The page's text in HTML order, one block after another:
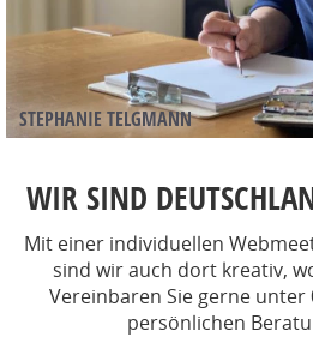
STEPHANIE TELGMANN
WIR SIND
Mit einer individuellen
sind wir auch dort kreativ,
Vereinbaren Sie gerne unter
persönlichen